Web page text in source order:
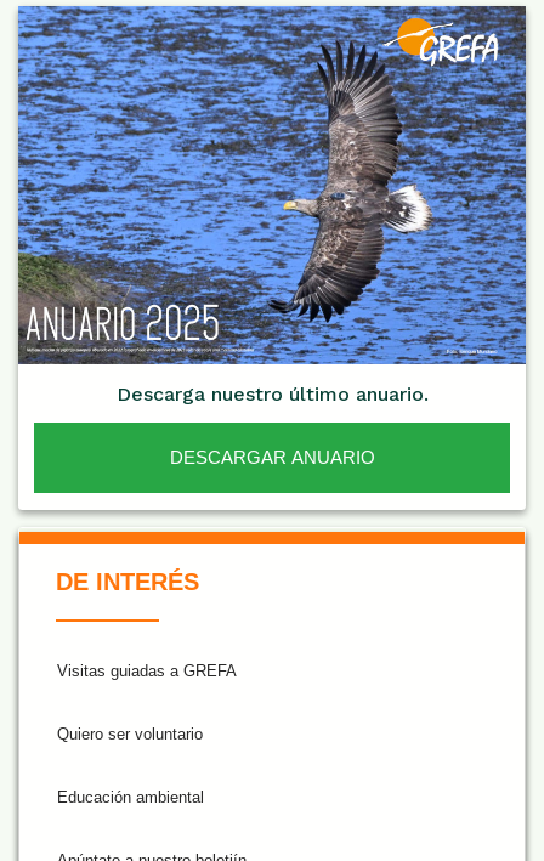
Descarga nuestro último anuario.
DESCARGAR ANUARIO
DE INTERÉS
Visitas guiadas a GREFA
Quiero ser voluntario
Educación ambiental